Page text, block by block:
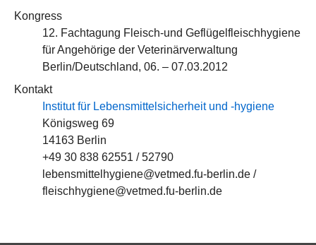
Kongress
12. Fachtagung Fleisch-und Geflügelfleischhygiene
für Angehörige der Veterinärverwaltung
Berlin/Deutschland, 06. – 07.03.2012
Kontakt
Institut für Lebensmittelsicherheit und -hygiene
Königsweg 69
14163 Berlin
+49 30 838 62551 / 52790
lebensmittelhygiene@vetmed.fu-berlin.de /
fleischhygiene@vetmed.fu-berlin.de